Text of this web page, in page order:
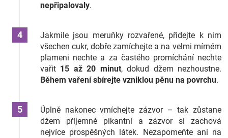
nepřipalovaly.
Jakmile jsou meruňky rozvařené, přidejte k nim
všechen cukr, dobře zamíchejte a na velmi mírném
plameni nechte a za častého promíchání nechte
vařit 15 až 20 minut, dokud džem nezhoustne.
Během vaření sbírejte vzniklou pěnu na povrchu.
Úplně nakonec vmíchejte zázvor – tak zůstane
džem příjemně pikantní a zázvor si zachová
nejvíce prospěšných látek. Nezapomeňte ani na